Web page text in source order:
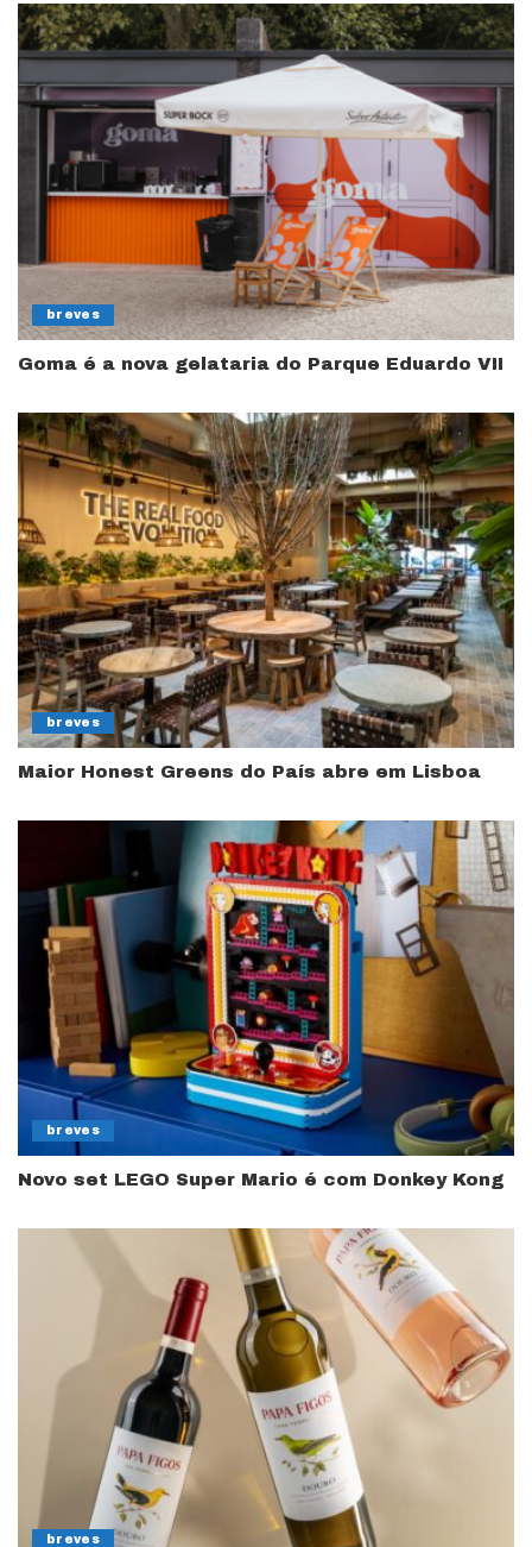
breves
Goma é a nova gelataria do Parque Eduardo VII
breves
Maior Honest Greens do País abre em Lisboa
breves
Novo set LEGO Super Mario é com Donkey Kong
breves